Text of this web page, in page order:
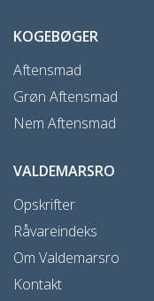
KOGEBØGER
Aftensmad
Grøn Aftensmad
Nem Aftensmad
VALDEMARSRO
Opskrifter
Råvareindeks
Om Valdemarsro
Kontakt